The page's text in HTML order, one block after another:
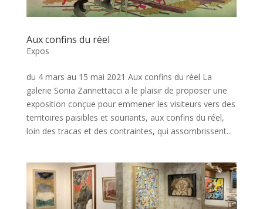
Aux confins du réel
Expos
du 4 mars au 15 mai 2021 Aux confins du réel La
galerie Sonia Zannettacci a le plaisir de proposer une
exposition conçue pour emmener les visiteurs vers des
territoires paisibles et souriants, aux confins du réel,
loin des tracas et des contraintes, qui assombrissent...